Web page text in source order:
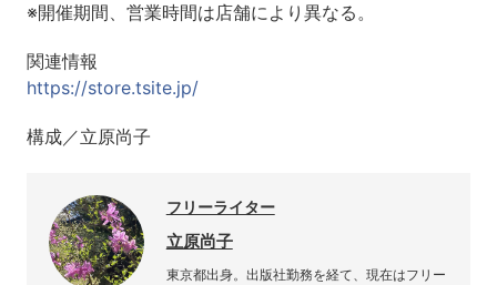
※開催期間、営業時間は店舗により異なる。
関連情報
https://store.tsite.jp/
構成／立原尚子
フリーライター
立原尚子
東京都出身。出版社勤務を経て、現在はフリー